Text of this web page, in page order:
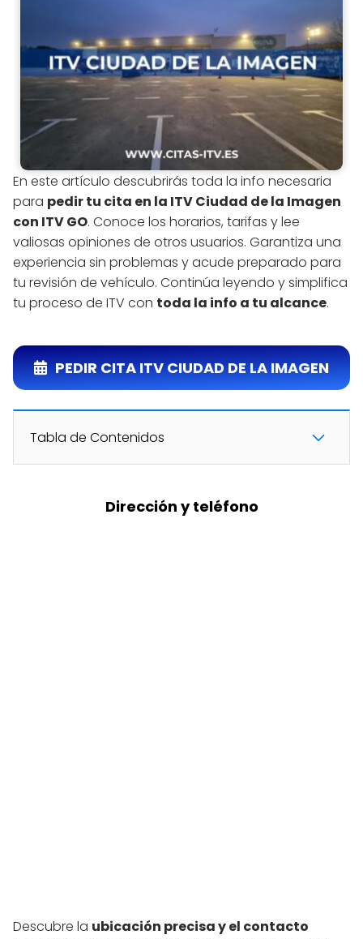
En este artículo descubrirás toda la info necesaria
para pedir tu cita en la ITV Ciudad de la Imagen
con ITV GO. Conoce los horarios, tarifas y lee
valiosas opiniones de otros usuarios. Garantiza una
experiencia sin problemas y acude preparado para
tu revisión de vehículo. Continúa leyendo y simplifica
tu proceso de ITV con toda la info a tu alcance.
PEDIR CITA ITV CIUDAD DE LA IMAGEN
Tabla de Contenidos
Dirección y teléfono
Descubre la ubicación precisa y el contacto